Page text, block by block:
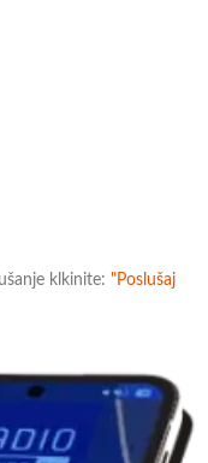
klkinite: "Poslušaj